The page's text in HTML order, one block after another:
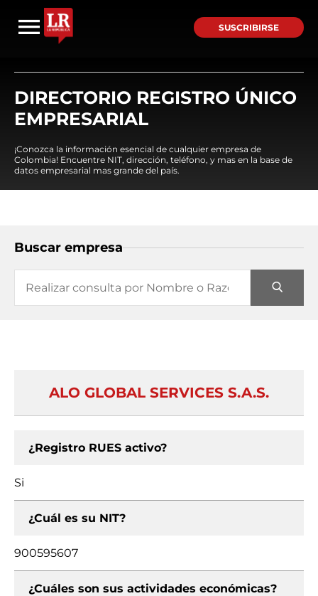
SUSCRIBIRSE
DIRECTORIO REGISTRO ÚNICO
EMPRESARIAL
¡Conozca la información esencial de cualquier empresa de
Colombia! Encuentre NIT, dirección, teléfono, y mas en la base de
datos empresarial mas grande del país.
Buscar empresa
ALO GLOBAL SERVICES S.A.S.
¿Registro RUES activo?
Si
¿Cuál es su NIT?
900595607
¿Cuáles son sus actividades económicas?